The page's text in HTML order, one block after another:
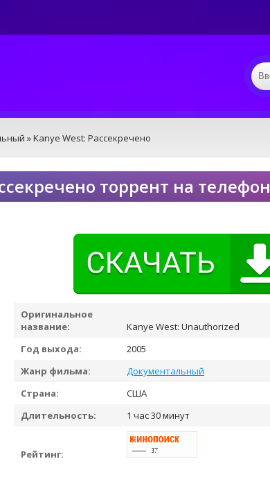
» Kanye West: Рассекречено
торрент на телефон
Оригинальное
название:
Kanye West: Unauthorized
Год выхода:
2005
Жанр фильма:
Документальный
Страна:
США
Длительность:
1 час 30 минут
Рейтинг: